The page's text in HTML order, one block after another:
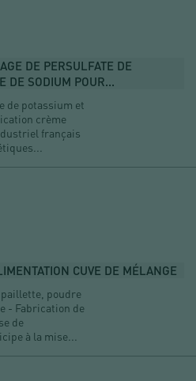
DE PERSULFATE DE
DE SODIUM POUR...
de potassium et
crème
français
CUVE DE MÉLANGE
poudre
- Fabrication de
de
à la mise...